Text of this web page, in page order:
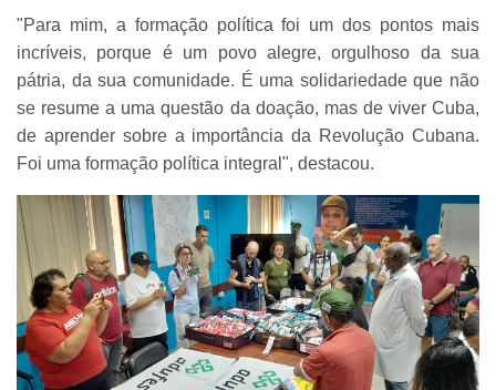
"Para mim, a formação política foi um dos pontos mais
incríveis, porque é um povo alegre, orgulhoso da sua
pátria, da sua comunidade. É uma solidariedade que não
se resume a uma questão da doação, mas de viver Cuba,
de aprender sobre a importância da Revolução Cubana.
Foi uma formação política integral", destacou.